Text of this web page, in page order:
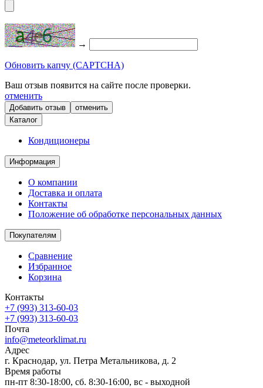
→
Обновить капчу (CAPTCHA)
Ваш отзыв появится на сайте после проверки.
отменить
отменить
Каталог
Кондиционеры
Информация
О компании
Доставка и оплата
Контакты
Положение об обработке персональных данных
Покупателям
Сравнение
Избранное
Корзина
Контакты
+7 (993) 313-60-03
+7 (993) 313-60-03
Почта
info@meteorklimat.ru
Адрес
г. Краснодар, ул. Петра Метальникова, д. 2
Время работы
пн-пт 8:30-18:00, сб. 8:30-16:00, вс - выходной